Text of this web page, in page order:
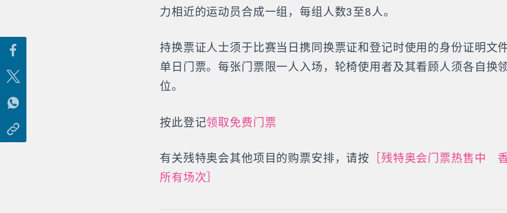
力相近的运动员合成一组，每组人数3至8人。
持换票证人士须于比赛当日携同换票证和登记时使用的身份证明文
单日门票。每张门票限一人入场，轮椅使用者及其看顾人须各自换
位。
按此登记领取免费门票
有关残特奥会其他项目的购票安排，请按 ［残特奥会门票热售中
所有场次］